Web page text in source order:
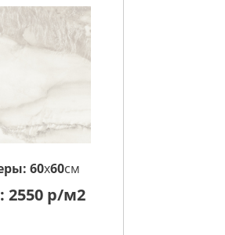
60x60см
2550р/м2